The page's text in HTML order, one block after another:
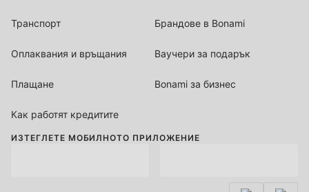
Транспорт
Оплаквания и връщания
Плащане
Как работят кредитите
Брандове в Bonami
Ваучери за подарък
Bonami за бизнес
ИЗТЕГЛЕТЕ МОБИЛНОТО ПРИЛОЖЕНИЕ